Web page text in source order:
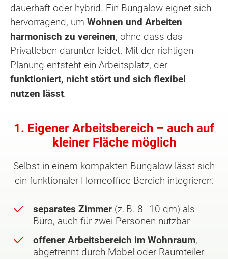
dauerhaft oder hybrid. Ein Bungalow eignet sich
hervorragend, um Wohnen und Arbeiten
harmonisch zu vereinen, ohne dass das
Privatleben darunter leidet. Mit der richtigen
Planung entsteht ein Arbeitsplatz, der
funktioniert, nicht stört und sich flexibel
nutzen lässt.
1. Eigener Arbeitsbereich – auch auf
kleiner Fläche möglich
Selbst in einem kompakten Bungalow lässt sich
ein funktionaler Homeoffice-Bereich integrieren:
separates Zimmer (z. B. 8–10 qm) als
Büro, auch für zwei Personen nutzbar
offener Arbeitsbereich im Wohnraum,
abgetrennt durch Möbel oder Raumteiler